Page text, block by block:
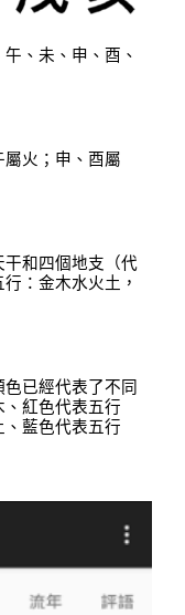
午 、 未 、 申 、 酉 、
屬火；申 、酉屬
和四個地支（代
：金木水火土，
色已經代表了不同
、 紅色代表五行
、 藍色代表五行